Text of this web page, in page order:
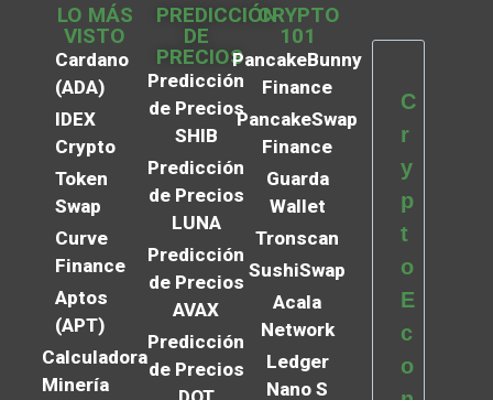
LO MÁS
VISTO
Cardano
(ADA)
IDEX
Crypto
Token
Swap
Curve
Finance
Aptos
(APT)
Calculadora
Minería
PREDICCIÓN
DE
PRECIOS
Predicción
de Precios
SHIB
Predicción
de Precios
LUNA
Predicción
de Precios
AVAX
Predicción
de Precios
CRYPTO
101
PancakeBunny
Finance
PancakeSwap
Finance
Guarda
Wallet
Tronscan
SushiSwap
Acala
Network
Ledger
Nano S
C
r
y
p
t
o
E
c
o